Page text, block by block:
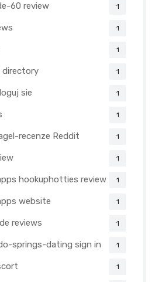
60 review 1
1
1
directory 1
sie 1
1
recenze Reddit 1
1
hookuphotties review 1
website 1
reviews 1
springs-dating sign in 1
1